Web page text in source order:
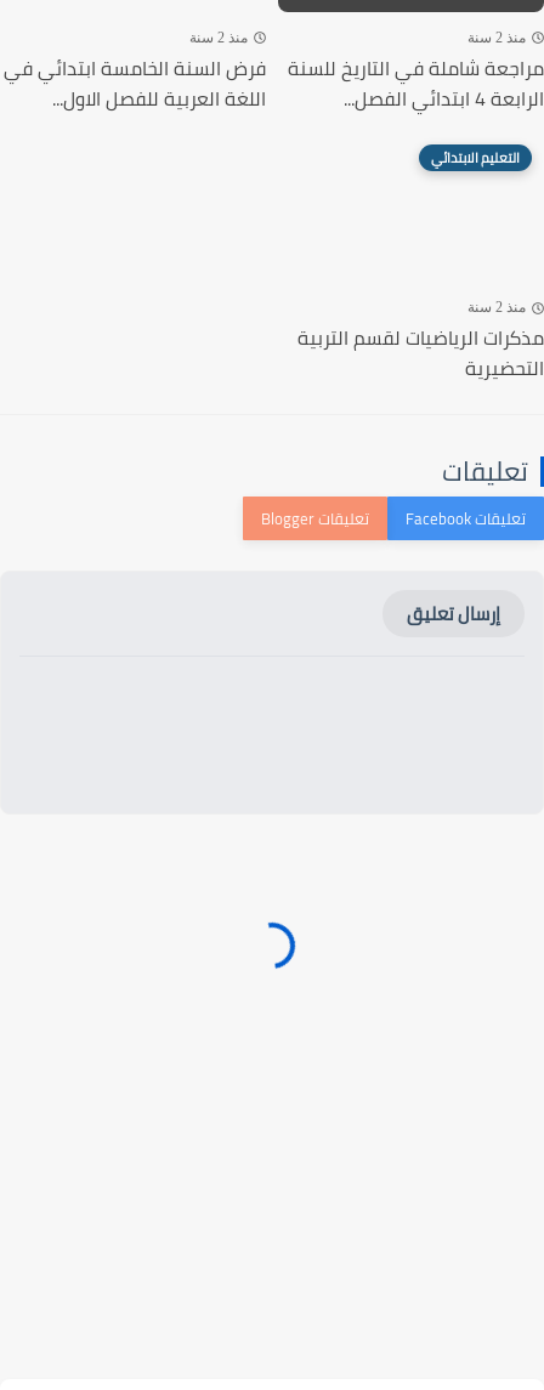
2 سنة
شاملة في التاريخ للسنة
الفصل...
منذ 2 سنة
فرض السنة الخامسة ابتدائي في
اللغة العربية للفصل الاول...
التعليم الابتدائي
2 سنة
الرياضيات لقسم التربية
إرسال تعليق